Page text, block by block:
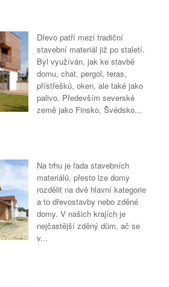
Dřevo patří mezi tradiční
stavební materiál již po staletí.
Byl využíván, jak ke stavbě
domu, chat, pergol, teras,
přístřešků, oken, ale také jako
palivo. Především severské
země jako Finsko, Švédsko...
Na trhu je řada stavebních
materiálů, přesto lze domy
rozdělit na dvě hlavní kategorie
a to dřevostavby nebo zděné
domy. V našich krajích je
nejčastější zděný dům, ač se
v...